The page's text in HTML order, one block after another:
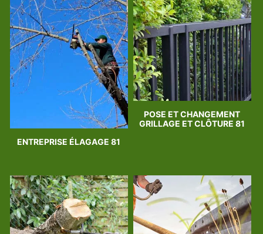
ENTREPRISE ÉLAGAGE 81
POSE ET CHANGEMENT
GRILLAGE ET CLÔTURE 81